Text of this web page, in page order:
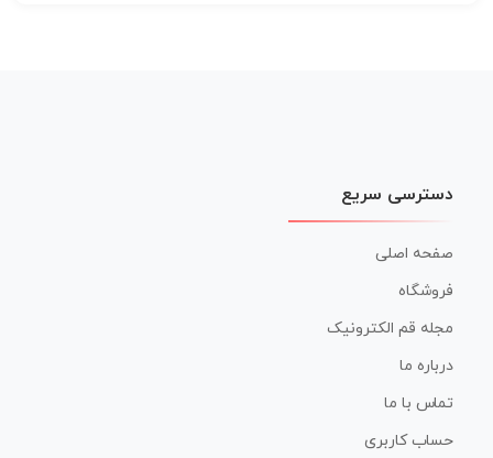
دسترسی سریع
صفحه اصلی
فروشگاه
مجله قم الکترونیک
درباره ما
تماس با ما
حساب کاربری